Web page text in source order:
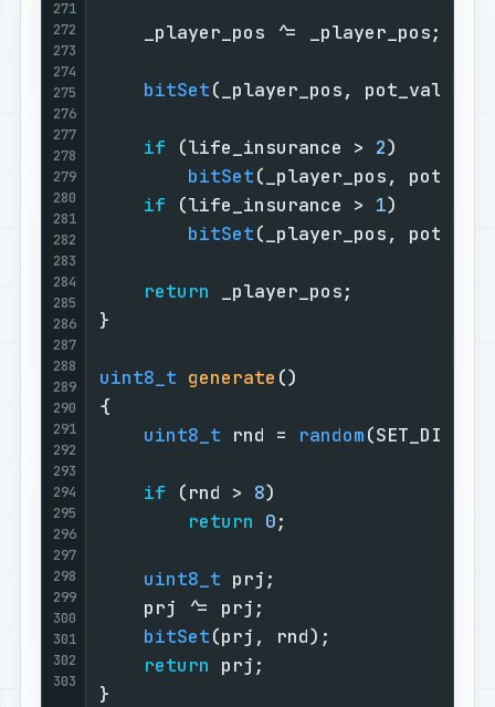
271
272
273
274
275
276
277
278
279
280
281
282
283
284
285
286
287
288
289
290
291
292
293
294
295
296
297
298
299
300
301
302
303
    _player_pos ^= _player_pos;
bitSet(_player_pos, pot_value);
if (life_insurance > 2)
bitSet(_player_pos,
if (life_insurance > 1)
bitSet(_player_pos,
return _player_pos;
}
uint8_t generate ()
{
uint8_t rnd = random
if (rnd > 8)
return 0;
uint8_t prj;
    prj ^= prj;
bitSet(prj, rnd);
return prj;
}